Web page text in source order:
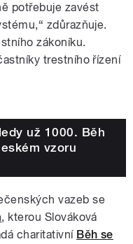
potřebuje zavést
zdůrazňuje.
zákoníku.
trestního řízení
už 1000. Běh
vzoru
vazeb se
, kterou Slováková
charitativní Běh se